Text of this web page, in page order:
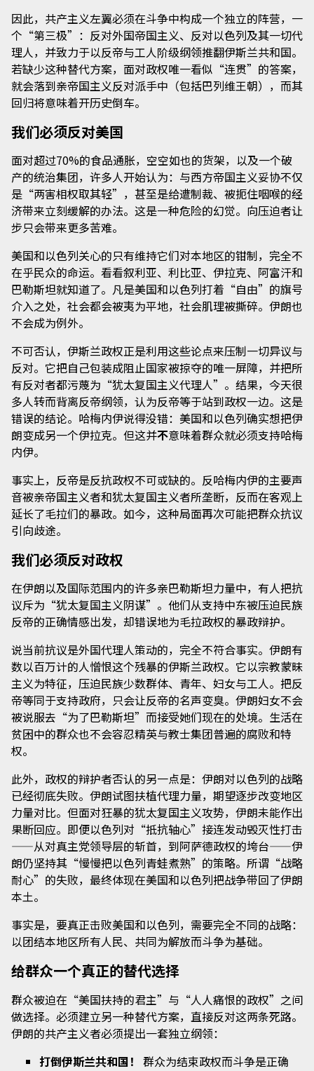
因此，共产主义左翼必须在斗争中构成一个独立的阵营，一
个“第三极”：反对外国帝国主义、反对以色列及其一切代
理人，并致力于以反帝与工人阶级纲领推翻伊斯兰共和国。
若缺少这种替代方案，面对政权唯一看似“连贯”的答案，
就会落到亲帝国主义反对派手中（包括巴列维王朝），而其
回归将意味着开历史倒车。
我们必须反对美国
面对超过70%的食品通胀，空空如也的货架，以及一个破
产的统治集团，许多人开始认为：与西方帝国主义妥协不仅
是“两害相权取其轻”，甚至是给遭制裁、被扼住咽喉的经
济带来立刻缓解的办法。这是一种危险的幻觉。向压迫者让
步只会带来更多苦难。
美国和以色列关心的只有维持它们对本地区的钳制，完全不
在乎民众的命运。看看叙利亚、利比亚、伊拉克、阿富汗和
巴勒斯坦就知道了。凡是美国和以色列打着“自由”的旗号
介入之处，社会都会被夷为平地，社会肌理被撕碎。伊朗也
不会成为例外。
不可否认，伊斯兰政权正是利用这些论点来压制一切异议与
反对。它把自己包装成阻止国家被掠夺的唯一屏障，并把所
有反对者都污蔑为“犹太复国主义代理人”。结果，今天很
多人转而背离反帝纲领，认为反帝等于站到政权一边。这是
错误的结论。哈梅内伊说得没错：美国和以色列确实想把伊
朗变成另一个伊拉克。但这并不意味着群众就必须支持哈梅
内伊。
事实上，反帝是反抗政权不可或缺的。反哈梅内伊的主要声
音被亲帝国主义者和犹太复国主义者所垄断，反而在客观上
延长了毛拉们的暴政。如今，这种局面再次可能把群众抗议
引向歧途。
我们必须反对政权
在伊朗以及国际范围内的许多亲巴勒斯坦力量中，有人把抗
议斥为“犹太复国主义阴谋”。他们从支持中东被压迫民族
反帝的正确情感出发，却错误地为毛拉政权的暴政辩护。
说当前抗议是外国代理人策动的，完全不符合事实。伊朗有
数以百万计的人憎恨这个残暴的伊斯兰政权。它以宗教蒙昧
主义为特征，压迫民族少数群体、青年、妇女与工人。把反
帝等同于支持政府，只会让反帝的名声变臭。伊朗妇女不会
被说服去“为了巴勒斯坦”而接受她们现在的处境。生活在
贫困中的群众也不会容忍精英与教士集团普遍的腐败和特
权。
此外，政权的辩护者否认的另一点是：伊朗对以色列的战略
已经彻底失败。伊朗试图扶植代理力量，期望逐步改变地区
力量对比。但面对狂暴的犹太复国主义攻势，伊朗未能作出
果断回应。即便以色列对“抵抗轴心”接连发动毁灭性打击
——从对真主党领导层的斩首，到阿萨德政权的垮台——伊
朗仍坚持其“慢慢把以色列青蛙煮熟”的策略。所谓“战略
耐心”的失败，最终体现在美国和以色列把战争带回了伊朗
本土。
事实是，要真正击败美国和以色列，需要完全不同的战略：
以团结本地区所有人民、共同为解放而斗争为基础。
给群众一个真正的替代选择
群众被迫在“美国扶持的君主”与“人人痛恨的政权”之间
做选择。必须建立另一种替代方案，直接反对这两条死路。
伊朗的共产主义者必须提出一套独立纲领：
打倒伊斯兰共和国！ 群众为结束政权而斗争是正确